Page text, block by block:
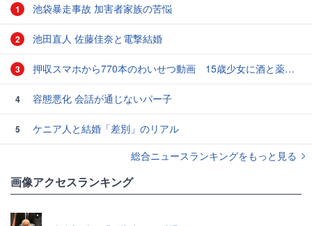
1 池袋暴走事故 加害者家族の苦悩
2 池田直人 佐藤佳奈と電撃結婚
3 押収スマホから770本のわいせつ動画 15歳少女に酒と薬飲ませ性的暴行か 54歳男を再逮捕 「薬もありますよ」とSNSで誘い出し
4 容態悪化 会話が通じないパー子
5
ケニア人と結婚「差別」のリアル
総合ニュースランキングをもっと見る
画像アクセスランキング